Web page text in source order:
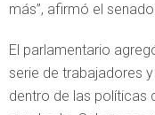
más”, afirmó el
El parlamentario
serie de trabajadores
dentro de las políticas